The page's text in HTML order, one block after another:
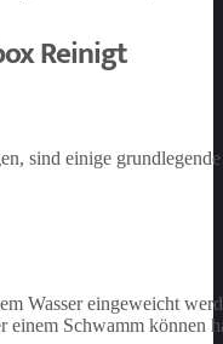
Reinigt
sind einige
Wasser eingeweicht
Schwamm können